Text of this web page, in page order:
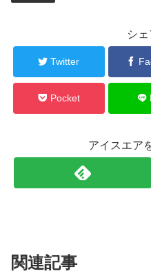
シ
Twitter
Pocket
アイスエア
関連記事